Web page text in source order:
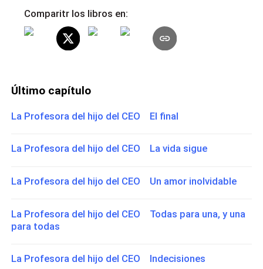
Comparitr los libros en:
Último capítulo
La Profesora del hijo del CEO El final
La Profesora del hijo del CEO La vida sigue
La Profesora del hijo del CEO Un amor inolvidable
La Profesora del hijo del CEO Todas para una, y una
para todas
La Profesora del hijo del CEO Indecisiones